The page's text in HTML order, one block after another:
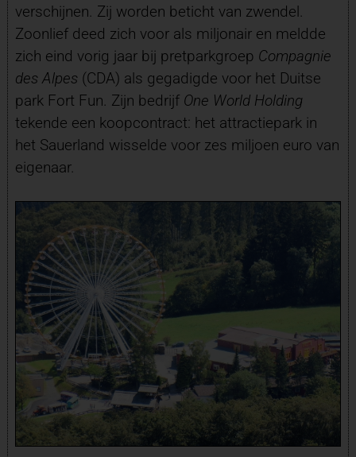
verschijnen. Zij worden beticht van zwendel.
Zoonlief deed zich voor als miljonair en meldde
zich eind vorig jaar bij pretparkgroep Compagnie
des Alpes(CDA) als gegadigde voor het Duitse
park Fort Fun. Zijn bedrijf One World Holding
tekende een koopcontract: het attractiepark in
het Sauerland wisselde voor zes miljoen euro van
eigenaar.